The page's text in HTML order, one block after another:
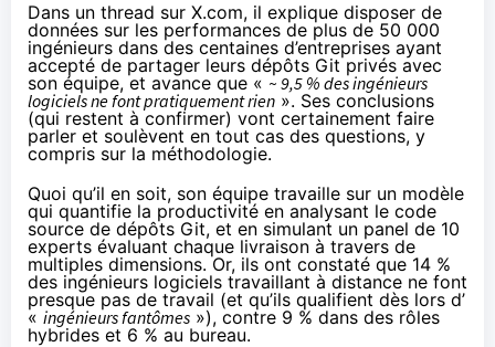
Dans un thread sur X.com, il explique disposer de
données sur les performances de plus de 50 000
ingénieurs dans des centaines d’entreprises ayant
accepté de partager leurs dépôts Git privés avec
son équipe, et avance que « ~ 9,5 % des ingénieurs
logiciels ne font pratiquement rien ». Ses conclusions
(qui restent à confirmer) vont certainement faire
parler et soulèvent en tout cas des questions, y
compris sur la méthodologie.
Quoi qu’il en soit, son équipe travaille sur un modèle
qui quantifie la productivité en analysant le code
source de dépôts Git, et en simulant un panel de 10
experts évaluant chaque livraison à travers de
multiples dimensions. Or, ils ont constaté que 14 %
des ingénieurs logiciels travaillant à distance ne font
presque pas de travail (et qu’ils qualifient dès lors d’
« ingénieurs fantômes »), contre 9 % dans des rôles
hybrides et 6 % au bureau.